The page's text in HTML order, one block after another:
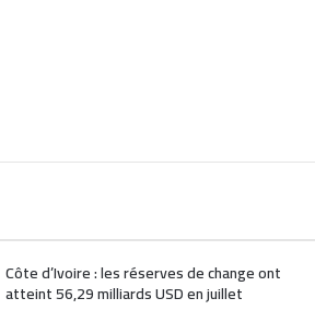
Côte d’Ivoire : les réserves de change ont
atteint 56,29 milliards USD en juillet